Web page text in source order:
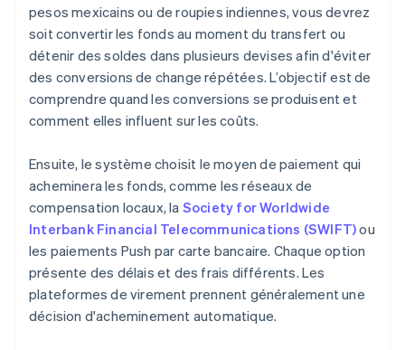
pesos mexicains ou de roupies indiennes, vous devrez
soit convertir les fonds au moment du transfert ou
détenir des soldes dans plusieurs devises afin d'éviter
des conversions de change répétées. L’objectif est de
comprendre quand les conversions se produisent et
comment elles influent sur les coûts.
Ensuite, le système choisit le moyen de paiement qui
acheminera les fonds, comme les réseaux de
compensation locaux, la Society for Worldwide
Interbank Financial Telecommunications (SWIFT)ou
les paiements Push par carte bancaire. Chaque option
présente des délais et des frais différents. Les
plateformes de virement prennent généralement une
décision d'acheminement automatique.